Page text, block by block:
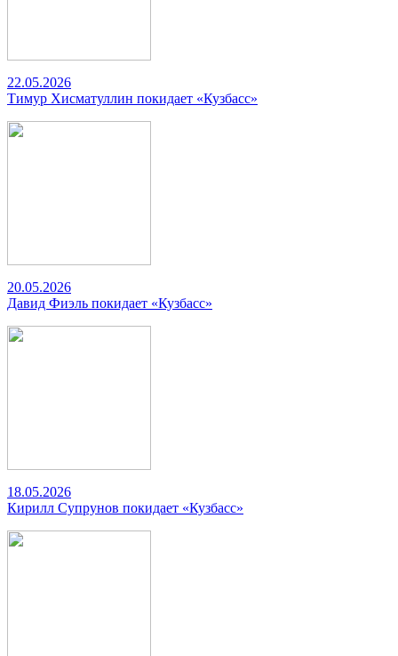
22.05.2026
Тимур Хисматуллин покидает «Кузбасс»
20.05.2026
Давид Фиэль покидает «Кузбасс»
18.05.2026
Кирилл Супрунов покидает «Кузбасс»